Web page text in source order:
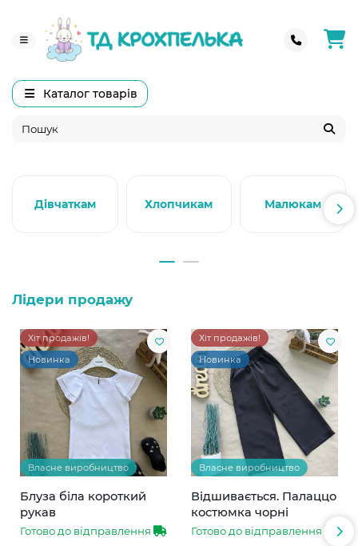
Каталог товарів
Дівчаткам Хлопчикам Малюкам
Лідери продажу
Хіт продажів!
Новинка
Власне виробництво
Блуза біла короткий
рукав
Готово до відправлення
Хіт продажів!
Новинка
Власне виробництво
Відшивається. Палаццо
костюмка чорні
Готово до відправлення